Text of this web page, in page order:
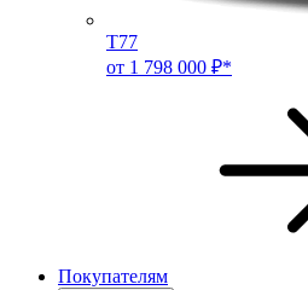
T77
от 1 798 000 ₽*
Покупателям